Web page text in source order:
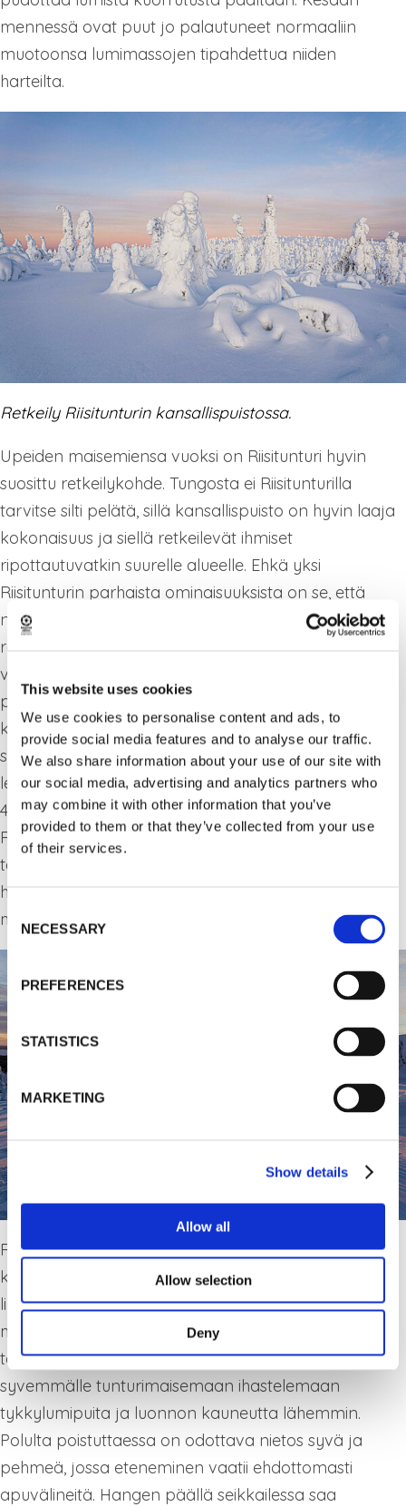
This website uses cookies
We use cookies to personalise content and ads, to
provide social media features and to analyse our traffic.
We also share information about your use of our site with
our social media, advertising and analytics partners who
may combine it with other information that you’ve
provided to them or that they’ve collected from your use
of their services.
Selection
NECESSARY
PREFERENCES
STATISTICS
MARKETING
Show details
Allow all
Allow selection
Deny
mennessä ovat puut jo palautuneet normaaliin
muotoonsa lumimassojen tipahdettua niiden
harteilta.
Retkeily Riisitunturin kansallispuistossa.
Upeiden maisemiensa vuoksi on Riisitunturi hyvin
suosittu retkeilykohde. Tungosta ei Riisitunturilla
tarvitse silti pelätä, sillä kansallispuisto on hyvin laaja
kokonaisuus ja siellä retkeilevät ihmiset
ripottautuvatkin suurelle alueelle. Ehkä yksi
Riisitunturin parhaista ominaisuuksista on se, että
näistä surrealistisista maisemista nauttiakseen ei
retkeilijän tarvitse olla kokenut eränkävijä, tai
vannoutunut rinkka selässä patikoija. Riisitunturista
pääsevät nauttimaan kaikki, joille pelkkä luonnossa
kävely on ominaista ja Riisitunturi toivottaakin
seikkailuun tervetulleeksi niin lapsiperheet, kuin
lemmikitkin. Lyhyimmillään autolta kävellen tehtävä
4,3 km rengasreitti Riisin Rääpäsy kattaa kaikki
Riisitunturin parhaat ominaisuudet näköaloillaan ja
taukotuvillaan. Riisin Rääpäsy on reittikuvaukseltaan
helppo ja reitti on merkitty väritetyillä tolpilla
maastoon.
Riisitunturin lumiolosuhteisiin ja tunturin valloitukseen
kannattaa ehdottomasti varautua lumikengillä, tai
liukulumikengillä. Vaikka reitistö onkin merkitty ja
mahdollisesti lyhimmän rengasreitin polku hyvin
tallattu, on enemmän kuin suotavaa sukeltaa
syvemmälle tunturimaisemaan ihastelemaan
tykkylumipuita ja luonnon kauneutta lähemmin.
Polulta poistuttaessa on odottava nietos syvä ja
pehmeä, jossa eteneminen vaatii ehdottomasti
apuvälineitä. Hangen päällä seikkailessa saa